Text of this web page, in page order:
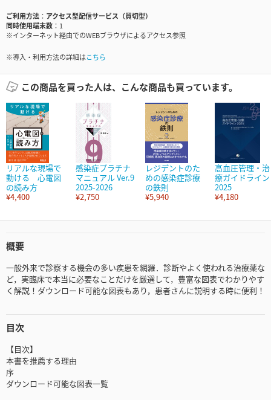
ご利用方法
アクセス型配信サービス（買切型）
同時使用端末数
1
※インターネット経由でのWEBブラウザによるアクセス参照
※導入・利用方法の詳細はこちら
この商品を買った人は、こんな商品も買っています。
リアルな現場で
動ける 心電図
の読み方
¥4,400
感染症プラチナ
マニュアル Ver.9
2025-2026
¥2,750
レジデントのた
めの感染症診療
の鉄則
¥5,940
高血圧管理・治
療ガイドライン
2025
¥4,180
概要
一般外来で診察する機会の多い疾患を網羅．診断やよく使われる治療薬な
ど，実臨床で本当に必要なことだけを厳選して，豊富な図表でわかりやす
く解説！ダウンロード可能な図表もあり，患者さんに説明する時に便利！
目次
【目次】
本書を推薦する理由
序
ダウンロード可能な図表一覧